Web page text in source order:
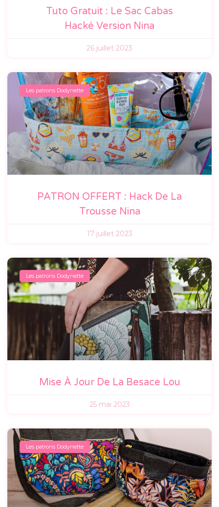
Tuto Gratuit : Le Sac Cabas
Hacké Version Nina
26 juillet 2023
Les patrons Dodynette
PATRON OFFERT : Hack De La
Trousse Nina
17 juillet 2023
Les patrons Dodynette
Mise À Jour De La Besace Lou
25 mai 2023
Les patrons Dodynette